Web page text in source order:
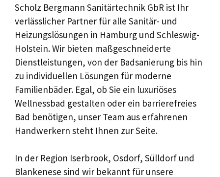
Scholz Bergmann Sanitärtechnik GbR ist Ihr
verlässlicher Partner für alle Sanitär- und
Heizungslösungen in Hamburg und Schleswig-
Holstein. Wir bieten maßgeschneiderte
Dienstleistungen, von der Badsanierung bis hin
zu individuellen Lösungen für moderne
Familienbäder. Egal, ob Sie ein luxuriöses
Wellnessbad gestalten oder ein barrierefreies
Bad benötigen, unser Team aus erfahrenen
Handwerkern steht Ihnen zur Seite.
In der Region Iserbrook, Osdorf, Sülldorf und
Blankenese sind wir bekannt für unsere